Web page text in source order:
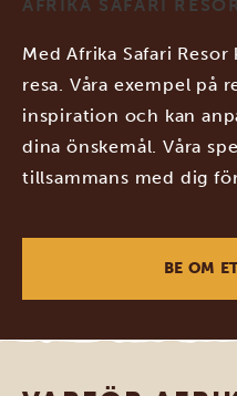
AFRIKA SAFARI
Med Afrika Safari
resa. Våra exempel på
inspiration och kan
dina önskemål. Våra
tillsammans med dig
BE OM